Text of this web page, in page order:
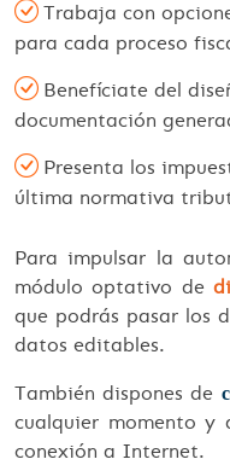
Trabaja con
para cada proceso
Benefíciate del
documentación
Presenta los
última normativa
Para impulsar la
módulo optativo de
que podrás pasar los
datos editables.
También dispones de
cualquier momento y
conexión a Internet.